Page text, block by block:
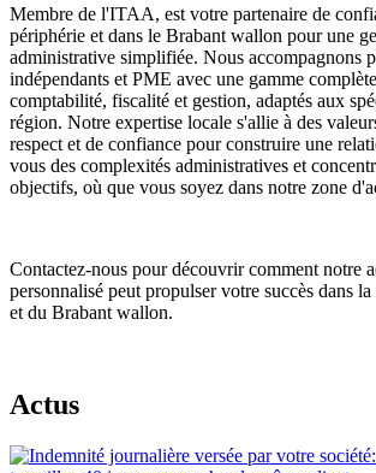
Membre de l'ITAA, est votre partenaire de
périphérie et dans le Brabant wallon pour une
administrative simplifiée. Nous accompagnons
indépendants et PME avec une gamme
comptabilité, fiscalité et gestion, adaptés aux
région. Notre expertise locale s'allie à des
respect et de confiance pour construire une
vous des complexités administratives et
objectifs, où que vous soyez dans notre zone
Contactez-nous pour découvrir comment notre
personnalisé peut propulser votre succès dans
et du Brabant wallon.
Actus